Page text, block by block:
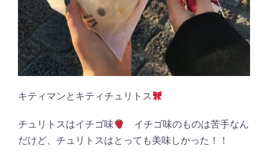
キティマンとキティチュリトス
チュリトスはイチゴ味
イチゴ味のものは苦手なん
だけど、チュリトスはとっても美味しかった！！